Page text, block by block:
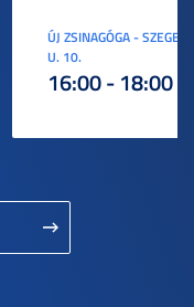
ÚJ ZSINAGÓGA -
U. 10.
16:00 - 18:00